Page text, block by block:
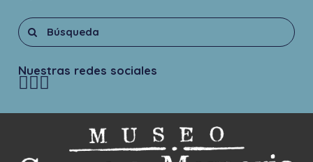
Nuestras redes sociales